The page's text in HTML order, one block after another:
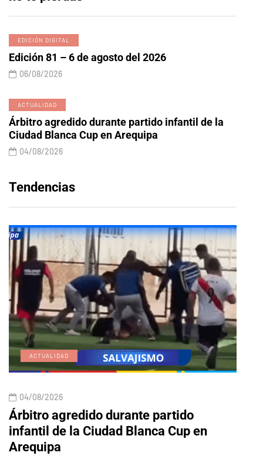
EDICIÓN DIGITAL
Edición 81 – 6 de agosto del 2026
06/08/2026
ACTUALIDAD
Árbitro agredido durante partido infantil de la
Ciudad Blanca Cup en Arequipa
04/08/2026
Tendencias
ACTUALIDAD
04/08/2026
Árbitro agredido durante partido
infantil de la Ciudad Blanca Cup en
Arequipa